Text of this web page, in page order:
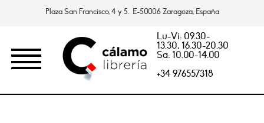
Plaza San Francisco, 4 y 5. E-50006 Zaragoza, España
Lu-Vi: 09.30-
13.30, 16.30-20.30
Sa: 10.00-14.00
+34 976557318